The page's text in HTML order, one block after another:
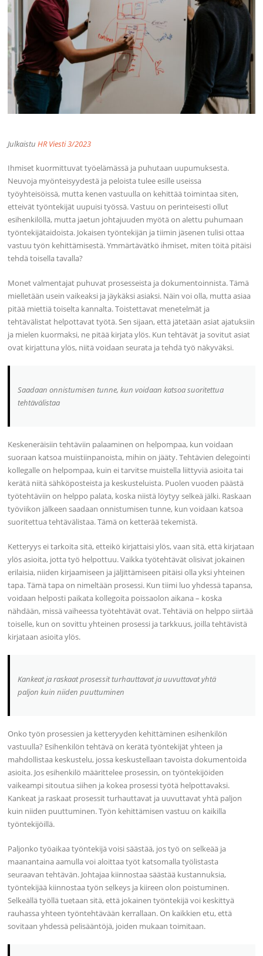
JulkaistuHR Viesti 3/2023
Ihmiset kuormittuvat työelämässä ja puhutaan uupumuksesta.
Neuvoja myönteisyydestä ja peloista tulee esille useissa
työyhteisöissä, mutta kenen vastuulla on kehittää toimintaa siten,
etteivät työntekijät uupuisi työssä. Vastuu on perinteisesti ollut
esihenkilöllä, mutta jaetun johtajuuden myötä on alettu puhumaan
työntekijätaidoista. Jokaisen työntekijän ja tiimin jäsenen tulisi ottaa
vastuu työn kehittämisestä. Ymmärtävätkö ihmiset, miten töitä pitäisi
tehdä toisella tavalla?
Monet valmentajat puhuvat prosesseista ja dokumentoinnista. Tämä
mielletään usein vaikeaksi ja jäykäksi asiaksi. Näin voi olla, mutta asiaa
pitää miettiä toiselta kannalta. Toistettavat menetelmät ja
tehtävälistat helpottavat työtä. Sen sijaan, että jätetään asiat ajatuksiin
ja mielen kuormaksi, ne pitää kirjata ylös. Kun tehtävät ja sovitut asiat
ovat kirjattuna ylös, niitä voidaan seurata ja tehdä työ näkyväksi.
Saadaan onnistumisen tunne, kun voidaan katsoa suoritettua
tehtävälistaa
Keskeneräisiin tehtäviin palaaminen on helpompaa, kun voidaan
suoraan katsoa muistiinpanoista, mihin on jääty. Tehtävien delegointi
kollegalle on helpompaa, kuin ei tarvitse muistella liittyviä asioita tai
kerätä niitä sähköposteista ja keskusteluista. Puolen vuoden päästä
työtehtäviin on helppo palata, koska niistä löytyy selkeä jälki. Raskaan
työviikon jälkeen saadaan onnistumisen tunne, kun voidaan katsoa
suoritettua tehtävälistaa. Tämä on ketterää tekemistä.
Ketteryys ei tarkoita sitä, etteikö kirjattaisi ylös, vaan sitä, että kirjataan
ylös asioita, jotta työ helpottuu. Vaikka työtehtävät olisivat jokainen
erilaisia, niiden kirjaamiseen ja jäljittämiseen pitäisi olla yksi yhteinen
tapa. Tämä tapa on nimeltään prosessi. Kun tiimi luo yhdessä tapansa,
voidaan helposti paikata kollegoita poissaolon aikana – koska
nähdään, missä vaiheessa työtehtävät ovat. Tehtäviä on helppo siirtää
toiselle, kun on sovittu yhteinen prosessi ja tarkkuus, joilla tehtävistä
kirjataan asioita ylös.
Kankeat ja raskaat prosessit turhauttavat ja uuvuttavat yhtä
paljon kuin niiden puuttuminen
Onko työn prosessien ja ketteryyden kehittäminen esihenkilön
vastuulla? Esihenkilön tehtävä on kerätä työntekijät yhteen ja
mahdollistaa keskustelu, jossa keskustellaan tavoista dokumentoida
asioita. Jos esihenkilö määrittelee prosessin, on työntekijöiden
vaikeampi sitoutua siihen ja kokea prosessi työtä helpottavaksi.
Kankeat ja raskaat prosessit turhauttavat ja uuvuttavat yhtä paljon
kuin niiden puuttuminen. Työn kehittämisen vastuu on kaikilla
työntekijöillä.
Paljonko työaikaa työntekijä voisi säästää, jos työ on selkeää ja
maanantaina aamulla voi aloittaa työt katsomalla työlistasta
seuraavan tehtävän. Johtajaa kiinnostaa säästää kustannuksia,
työntekijää kiinnostaa työn selkeys ja kiireen olon poistuminen.
Selkeällä työllä tuetaan sitä, että jokainen työntekijä voi keskittyä
rauhassa yhteen työntehtävään kerrallaan. On kaikkien etu, että
sovitaan yhdessä pelisääntöjä, joiden mukaan toimitaan.